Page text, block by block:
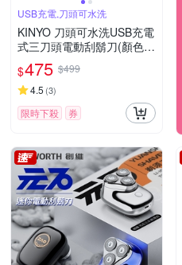
USB充電,刀頭可水洗
KINYO 刀頭可水洗USB充電
式三刀頭電動刮鬍刀(顏色隨
機)
$475 $499
4.5 (3)
限時下殺 券